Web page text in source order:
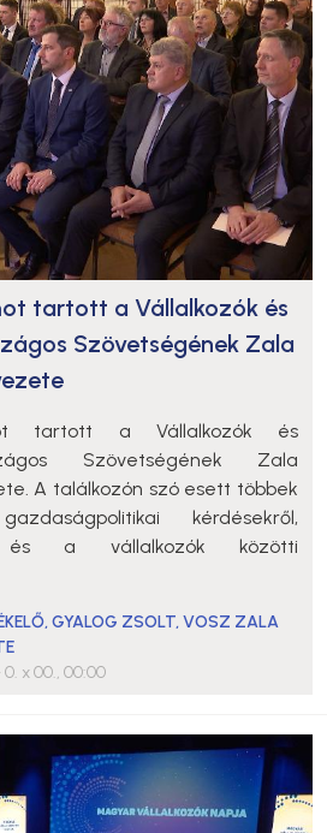
tartott a Vállalkozók és
Szövetségének Zala
tartott a Vállalkozók és
Szövetségének Zala
A találkozón szó esett többek
kérdésekről,
és a vállalkozók közötti
,GYALOG ZSOLT,VOSZ ZALA
0. x 00., 00:00